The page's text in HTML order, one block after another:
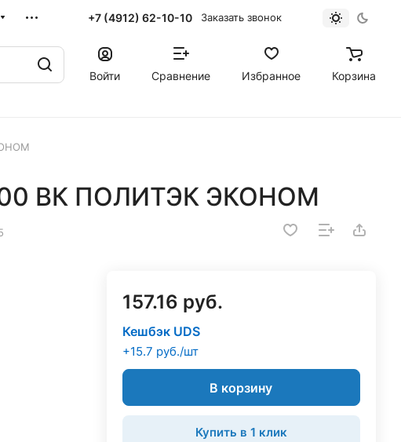
+7 (4912) 62-10-10 Заказать звонок
Войти Сравнение Избранное Корзина
ВК ПОЛИТЭК ЭКОНОМ
157.16 руб.
Кешбэк UDS
+15.7 руб./шт
В корзину
Купить в 1 клик